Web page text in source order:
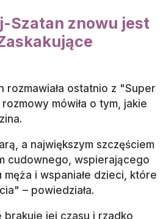
Szatan znowu jest
rozmawiała ostatnio z "Super
mówiła o tym, jakie
a największym szczęściem
cudownego, wspierającego
i wspaniałe dzieci, które
– powiedziała.
brakuje jej czasu i rzadko